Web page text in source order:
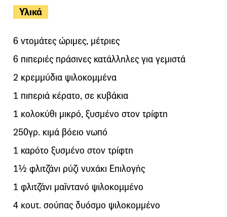
Υλικά
6 ντομάτες ώριμες, μέτριες
6 πιπεριές πράσινες κατάλληλες για γεμιστά
2 κρεμμύδια ψιλοκομμένα
1 πιπεριά κέρατο, σε κυβάκια
1 κολοκύθι μικρό, ξυσμένο στον τρίφτη
250γρ. κιμά βόειο νωπό
1 καρότο ξυσμένο στον τρίφτη
1½ φλιτζάνι ρύζι νυχάκι Επιλογής
1 φλιτζάνι μαϊντανό ψιλοκομμένο
4 κουτ. σούπας δυόσμο ψιλοκομμένο